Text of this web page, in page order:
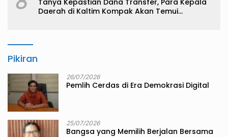
Daerah di Kaltim Kompak Akan Temui
Pikiran
26/07/2026
Pemlih Cerdas di Era Demokrasi Digital
25/07/2026
Bangsa yang Memilih Berjalan Bersama